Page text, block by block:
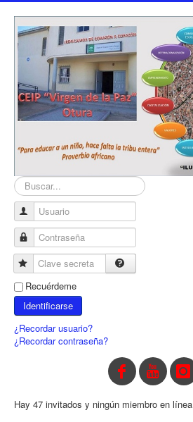
Buscar...
Usuario
Contraseña
Clave secreta
Recuérdeme
Identificarse
¿Recordar usuario?
¿Recordar contraseña?
Hay 47 invitados y ningún miembro en línea